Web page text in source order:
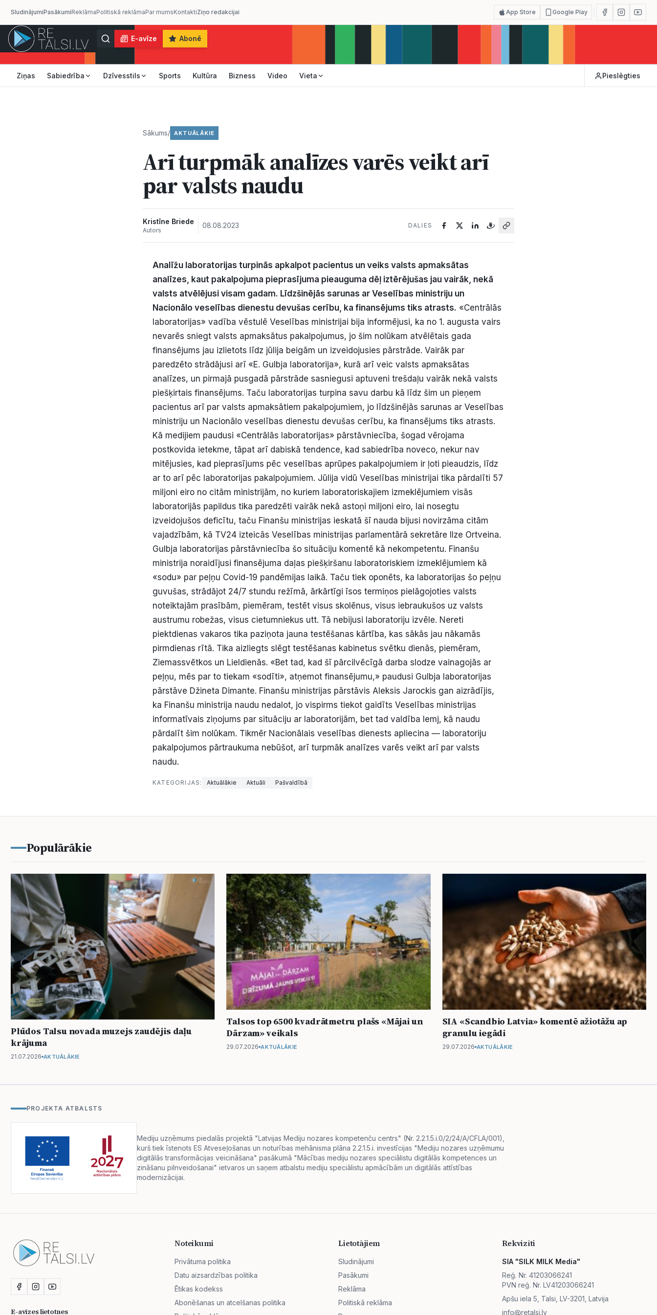
SludinājumiPasākumiReklāmaPolitiskā reklāmaPar mumsKontaktiZiņo redakcijai App Store Google Play
E-avīze Abonē
Ziņas Sabiedrība Dzīvesstils Sports Kultūra Bizness Video Vieta Pieslēgties
Sākums/ AKTUĀLĀKIE
Arī turpmāk analīzes varēs veikt arī
par valsts naudu
Kristīne Briede
Autors
08.08.2023 DALIES
Analīžu laboratorijas turpinās apkalpot pacientus un veiks valsts apmaksātas
analīzes, kaut pakalpojuma pieprasījuma pieauguma dēļ iztērējušas jau vairāk, nekā
valsts atvēlējusi visam gadam. Līdzšinējās sarunas ar Veselības ministriju un
Nacionālo veselības dienestu devušas cerību, ka finansējums tiks atrasts. «Centrālās
laboratorijas» vadība vēstulē Veselības ministrijai bija informējusi, ka no 1. augusta vairs
nevarēs sniegt valsts apmaksātus pakalpojumus, jo šim nolūkam atvēlētais gada
finansējums jau izlietots līdz jūlija beigām un izveidojusies pārstrāde. Vairāk par
paredzēto strādājusi arī «E. Gulbja laboratorija», kurā arī veic valsts apmaksātas
analīzes, un pirmajā pusgadā pārstrāde sasniegusi aptuveni trešdaļu vairāk nekā valsts
piešķirtais finansējums. Taču laboratorijas turpina savu darbu kā līdz šim un pieņem
pacientus arī par valsts apmaksātiem pakalpojumiem, jo līdzšinējās sarunas ar Veselības
ministriju un Nacionālo veselības dienestu devušas cerību, ka finansējums tiks atrasts.
Kā medijiem paudusi «Centrālās laboratorijas» pārstāvniecība, šogad vērojama
postkovida ietekme, tāpat arī dabiskā tendence, kad sabiedrība noveco, nekur nav
mitējusies, kad pieprasījums pēc veselības aprūpes pakalpojumiem ir ļoti pieaudzis, līdz
ar to arī pēc laboratorijas pakalpojumiem. Jūlija vidū Veselības ministrijai tika pārdalīti 57
miljoni eiro no citām ministrijām, no kuriem laboratoriskajiem izmeklējumiem visās
laboratorijās papildus tika paredzēti vairāk nekā astoņi miljoni eiro, lai nosegtu
izveidojušos deficītu, taču Finanšu ministrijas ieskatā šī nauda bijusi novirzāma citām
vajadzībām, kā TV24 izteicās Veselības ministrijas parlamentārā sekretāre Ilze Ortveina.
Gulbja laboratorijas pārstāvniecība šo situāciju komentē kā nekompetentu. Finanšu
ministrija noraidījusi finansējuma daļas piešķiršanu laboratoriskiem izmeklējumiem kā
«sodu» par peļņu Covid-19 pandēmijas laikā. Taču tiek oponēts, ka laboratorijas šo peļņu
guvušas, strādājot 24/7 stundu režīmā, ārkārtīgi īsos termiņos pielāgojoties valsts
noteiktajām prasībām, piemēram, testēt visus skolēnus, visus iebraukušos uz valsts
austrumu robežas, visus cietumniekus utt. Tā nebijusi laboratoriju izvēle. Nereti
piektdienas vakaros tika paziņota jauna testēšanas kārtība, kas sākās jau nākamās
pirmdienas rītā. Tika aizliegts slēgt testēšanas kabinetus svētku dienās, piemēram,
Ziemassvētkos un Lieldienās. «Bet tad, kad šī pārcilvēcīgā darba slodze vainagojās ar
peļņu, mēs par to tiekam «sodīti», atņemot finansējumu,» paudusi Gulbja laboratorijas
pārstāve Džineta Dimante. Finanšu ministrijas pārstāvis Aleksis Jarockis gan aizrādījis,
ka Finanšu ministrija naudu nedalot, jo vispirms tiekot gaidīts Veselības ministrijas
informatīvais ziņojums par situāciju ar laboratorijām, bet tad valdība lemj, kā naudu
pārdalīt šim nolūkam. Tikmēr Nacionālais veselības dienests apliecina — laboratoriju
pakalpojumos pārtraukuma nebūšot, arī turpmāk analīzes varēs veikt arī par valsts
naudu.
KATEGORIJAS: Aktuālākie Aktuāli Pašvaldībā
Populārākie
Plūdos Talsu novada muzejs zaudējis daļu
krājuma
21.07.2026 AKTUĀLĀKIE
Talsos top 6500 kvadrātmetru plašs «Mājai un
Dārzam» veikals
29.07.2026 AKTUĀLĀKIE
SIA «Scandbio Latvia» komentē ažiotāžu ap
granulu iegādi
29.07.2026 AKTUĀLĀKIE
PROJEKTA ATBALSTS
Mediju uzņēmums piedalās projektā "Latvijas Mediju nozares kompetenču centrs" (Nr. 2.2.1.5.i.0/2/24/A/CFLA/001),
kurš tiek īstenots ES Atveseļošanas un noturības mehānisma plāna 2.2.1.5.i. investīcijas "Mediju nozares uzņēmumu
digitālās transformācijas veicināšana" pasākumā "Mācības mediju nozares speciālistu digitālās kompetences un
zināšanu pilnveidošanai" ietvaros un saņem atbalstu mediju speciālistu apmācībām un digitālās attīstības
modernizācijai.
E-avīzes lietotnes
Noteikumi
Privātuma politika
Datu aizsardzības politika
Ētikas kodekss
Abonēšanas un atcelšanas politika
Lietotājiem
Sludinājumi
Pasākumi
Reklāma
Politiskā reklāma
Rekvizīti
SIA "SILK MILK Media"
Reģ. Nr. 41203066241
PVN reģ. Nr. LV41203066241
Apšu iela 5, Talsi, LV-3201, Latvija
info@retalsi.lv